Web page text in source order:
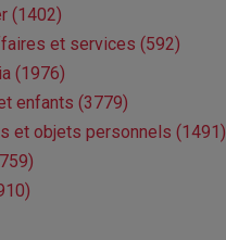
(1402)
et services (592)
(1976)
enfants (3779)
et objets personnels (1491)